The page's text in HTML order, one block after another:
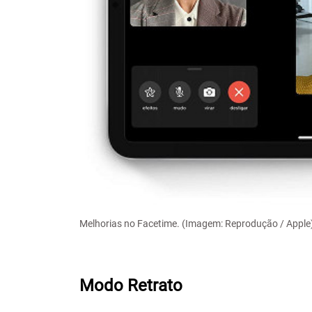
Melhorias no Facetime. (Imagem: Reprodução /
Modo Retrato